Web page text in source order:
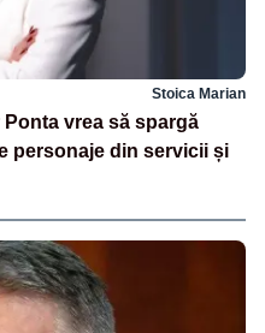
Stoica Marian
vrea să spargă
personaje din servicii și